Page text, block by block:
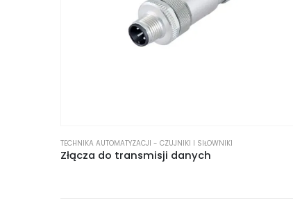
TECHNIKA AUTOMATYZACJI - CZUJNIKI I SIŁOWNIKI
Złącza do transmisji danych